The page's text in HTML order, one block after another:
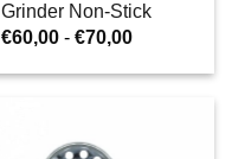
Grinder Non-Stick
€60,00 - €70,00Rango
precios: